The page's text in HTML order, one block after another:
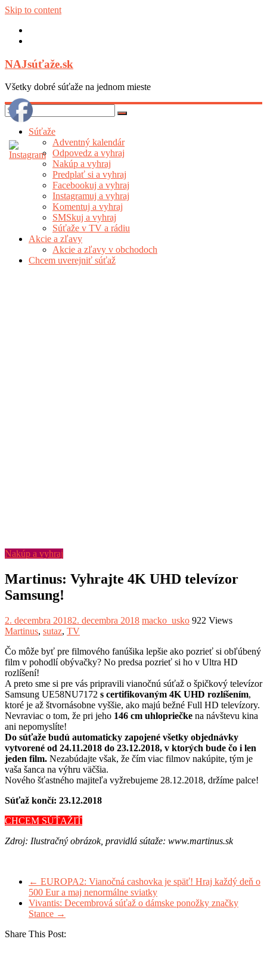
Skip to content
NAJsúťaže.sk
Všetky dobré súťaže na jednom mieste
Súťaže
Adventný kalendár
Odpovedz a vyhraj
Nakúp a vyhraj
Predplať si a vyhraj
Facebookuj a vyhraj
Instagramuj a vyhraj
Komentuj a vyhraj
SMSkuj a vyhraj
Súťaže v TV a rádiu
Akcie a zľavy
Akcie a zľavy v obchodoch
Chcem uverejniť súťaž
Nakúp a vyhraj
Martinus: Vyhrajte 4K UHD televízor
Samsung!
2. decembra 20182. decembra 2018 macko_usko 922 Views
Martinus, sutaz, TV
Čo môže byť pre filmového fanúšika lepšie ako pozrieť si obľúbený
film v pohodlí obývačky? No predsa pozrieť si ho v Ultra HD
rozlíšení!
A preto sme si pre vás pripravili vianočnú súťaž o špičkový televízor
Samsung UE58NU7172 s certifikovaným 4K UHD rozlíšením,
ktoré je až štvornásobne vyššie, ako majú bežné Full HD televízory.
Nevraviac o tom, že pri jeho 146 cm uhlopriečke na návštevu kina
ani nepomyslíte!
Do súťaže budú automaticky zapojené všetky objednávky
vytvorené od 24.11.2018 do 23.12.2018, v ktorých bude čo i len
jeden film. Nezabúdajte však, že čím viac filmov nakúpite, tým je
vaša šanca na výhru väčšia.
Nového šťastného majiteľa vyžrebujeme 28.12.2018, držíme palce!
Súťaž končí: 23.12.2018
CHCEM SÚŤAŽIŤ
Zdroj: Ilustračný obrázok, pravidlá sútaže: www.martinus.sk
← EUROPA2: Vianočná cashovka je späť! Hraj každý deň o
500 Eur a maj nenormálne sviatky
Vivantis: Decembrová súťaž o dámske ponožky značky
Stance →
Share This Post: